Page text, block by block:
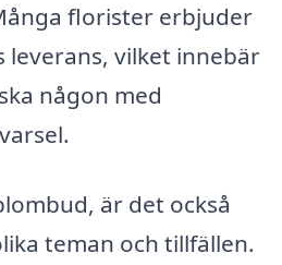
florister erbjuder
leverans, vilket innebär
någon med
är det också
teman och tillfällen.